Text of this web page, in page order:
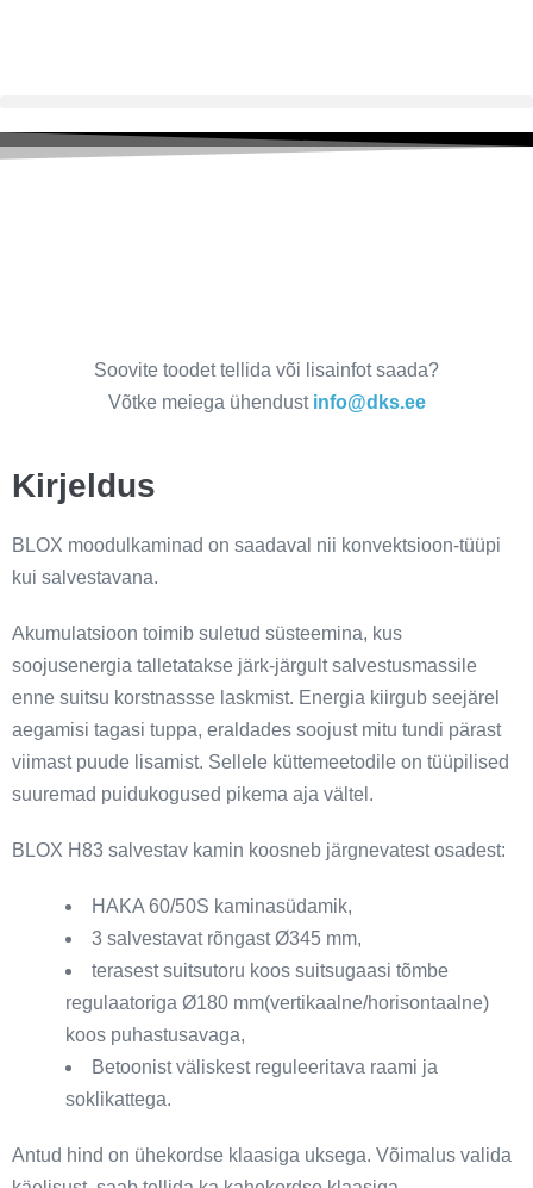
Soovite toodet tellida või lisainfot saada?
Võtke meiega ühendust info@dks.ee
Kirjeldus
BLOX moodulkaminad on saadaval nii konvektsioon-tüüpi
kui salvestavana.
Akumulatsioon toimib suletud süsteemina, kus
soojusenergia talletatakse järk-järgult salvestusmassile
enne suitsu korstnassse laskmist. Energia kiirgub seejärel
aegamisi tagasi tuppa, eraldades soojust mitu tundi pärast
viimast puude lisamist. Sellele küttemeetodile on tüüpilised
suuremad puidukogused pikema aja vältel.
BLOX H83 salvestav kamin koosneb järgnevatest osadest:
HAKA 60/50S kaminasüdamik,
3 salvestavat rõngast Ø345 mm,
terasest suitsutoru koos suitsugaasi tõmbe
regulaatoriga Ø180 mm(vertikaalne/horisontaalne)
koos puhastusavaga,
Betoonist väliskest reguleeritava raami ja
soklikattega.
Antud hind on ühekordse klaasiga uksega. Võimalus valida